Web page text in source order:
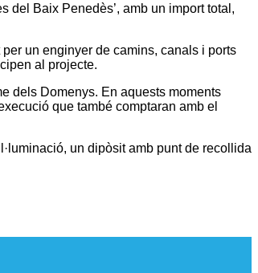
del Baix Penedès’, amb un import total,
un enginyer de camins, canals i ports
al projecte.
dels Domenys. En aquests moments
que també comptaran amb el
un dipòsit amb punt de recollida